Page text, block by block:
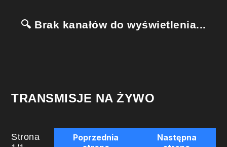
🔍 Brak kanałów do wyświetlenia...
TRANSMISJE NA ŻYWO
Strona
Poprzednia
Następna